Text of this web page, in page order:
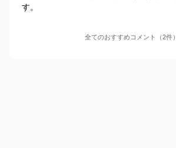
す。
全てのおすすめコメント（2件）